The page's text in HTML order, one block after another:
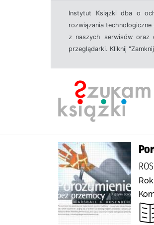
Instytut Książki dba o
rozwiązania
z naszych serwisów oraz
przeglądarki. Kliknij